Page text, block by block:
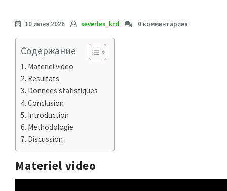
10 июня 2026 severles_krd 0 комментариев
Содержание
Materiel video
Resultats
Donnees statistiques
Conclusion
Introduction
Methodologie
Discussion
Materiel video